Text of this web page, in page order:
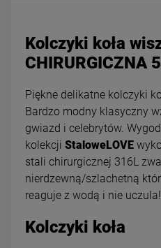
Kolczyki koła
CHIRURGICZNA
Piękne delikatne kolczyki
Bardzo modny klasyczny
gwiazd i celebrytów.
kolekcji StaloweLOVE
stali chirurgicznej 316L
nierdzewną/szlachetną
reaguje z wodą i nie
Kolczyki koła